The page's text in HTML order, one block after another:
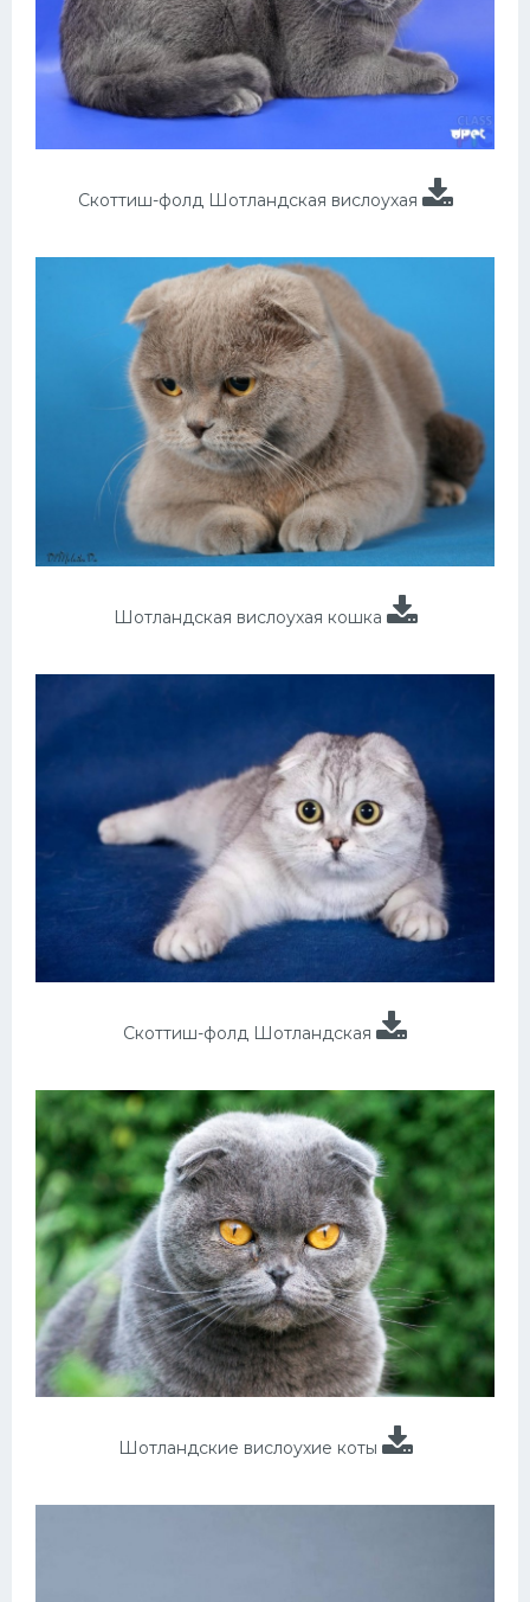
Скоттиш-фолд Шотландская вислоухая
Шотландская вислоухая кошка
Скоттиш-фолд Шотландская
Шотландские вислоухие коты